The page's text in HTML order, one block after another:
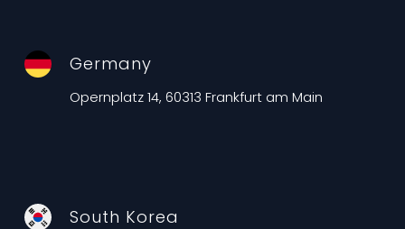
Germany
Opernplatz 14, 60313 Frankfurt am Main
South Korea